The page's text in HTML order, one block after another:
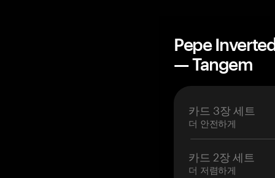
Pepe
— Tangem
카드 3장 세트
더 안전하게
카드 2장 세트
더 저렴하게